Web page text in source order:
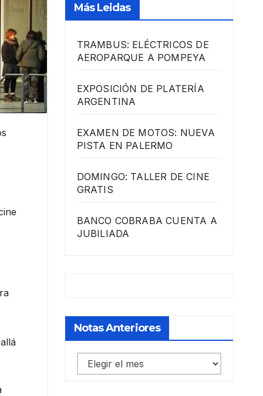
Más Leidas
TRAMBUS: ELÉCTRICOS DE
AEROPARQUE A POMPEYA
EXPOSICIÓN DE PLATERÍA
ARGENTINA
EXAMEN DE MOTOS: NUEVA
PISTA EN PALERMO
DOMINGO: TALLER DE CINE
GRATIS
BANCO COBRABA CUENTA A
JUBILIADA
Notas Anteriores
Notas
anteriores